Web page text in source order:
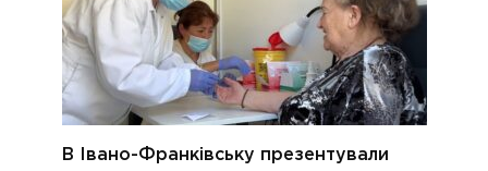
В Івано-Франківську презентували